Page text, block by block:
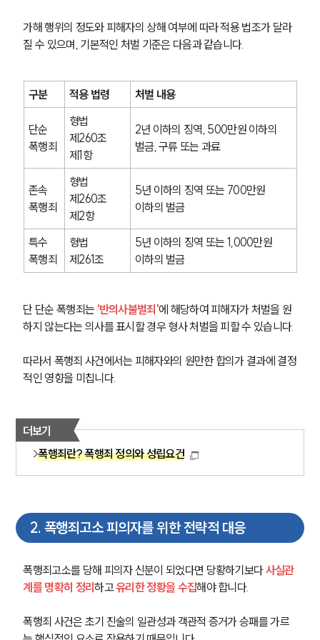
가해 행위의 정도와 피해자의 상해 여부에 따라 적용 법조가 달라
질 수 있으며, 기본적인 처벌 기준은 다음과 같습니다.
구분 적용 법령 처벌 내용
단순
폭행죄
형법
제260조
제1항
2년 이하의 징역, 500만원 이하의
벌금, 구류 또는 과료
존속
폭행죄
형법
제260조
제2항
5년 이하의 징역 또는 700만원
이하의 벌금
특수
폭행죄
형법
제261조
5년 이하의 징역 또는 1,000만원
이하의 벌금
단 단순 폭행죄는 '반의사불벌죄'에 해당하여 피해자가 처벌을 원
하지 않는다는 의사를 표시할 경우 형사 처벌을 피할 수 있습니다.
따라서 폭행죄 사건에서는 피해자와의 원만한 합의가 결과에 결정
적인 영향을 미칩니다.
더보기
폭행죄란? 폭행죄 정의와 성립요건
2. 폭행죄고소 피의자를 위한 전략적 대응
폭행죄고소를 당해 피의자 신분이 되었다면 당황하기보다 사실관
계를 명확히 정리하고 유리한 정황을 수집해야 합니다.
폭행죄 사건은 초기 진술의 일관성과 객관적 증거가 승패를 가르